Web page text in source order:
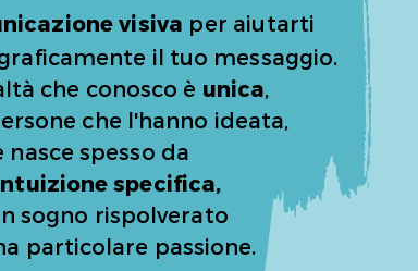
il tuo messaggio.
che conosco è unica,
che l'hanno ideata,
nasce spesso da
specifica,
sogno rispolverato
particolare passione.
visiva per aiutarti